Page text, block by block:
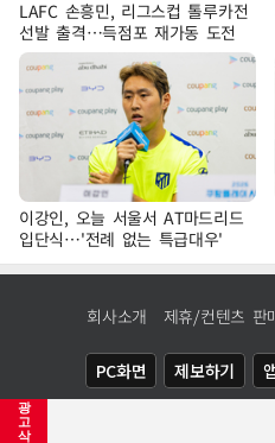
광
고
삭
LAFC 손흥민, 리그스컵 톨루카전
선발 출격…득점포 재가동 도전
이강인, 오늘 서울서 AT마드리드
입단식…'전례 없는 특급대우'
회사소개 제휴/컨텐츠 판
PC화면 제보하기